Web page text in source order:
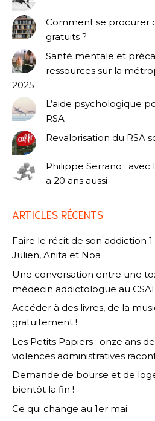
Comment se procurer
gratuits ?
Santé mentale et
ressources sur la
2025
L’aide psychologique
RSA
Revalorisation du RSA
Philippe Serrano :
a 20 ans aussi
ARTICLES RÉCENTS
Faire le récit de son addiction 1
Julien, Anita et Noa
Une conversation entre une
médecin addictologue au
Accéder à des livres, de la
gratuitement !
Les Petits Papiers : onze ans
violences administratives
Demande de bourse et de
bientôt la fin !
Ce qui change au 1er mai